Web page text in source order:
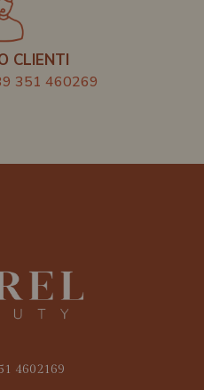
CLIENTI
351 460269
4602169